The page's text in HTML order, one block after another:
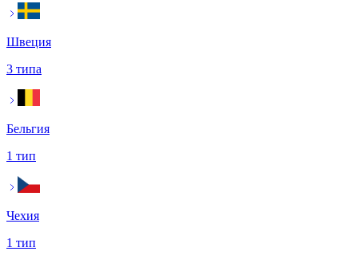
Швеция
3 типа
Бельгия
1 тип
Чехия
1 тип